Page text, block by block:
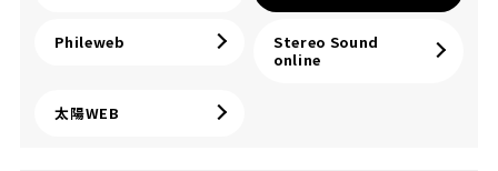
Phileweb
Stereo Sound
online
太陽WEB